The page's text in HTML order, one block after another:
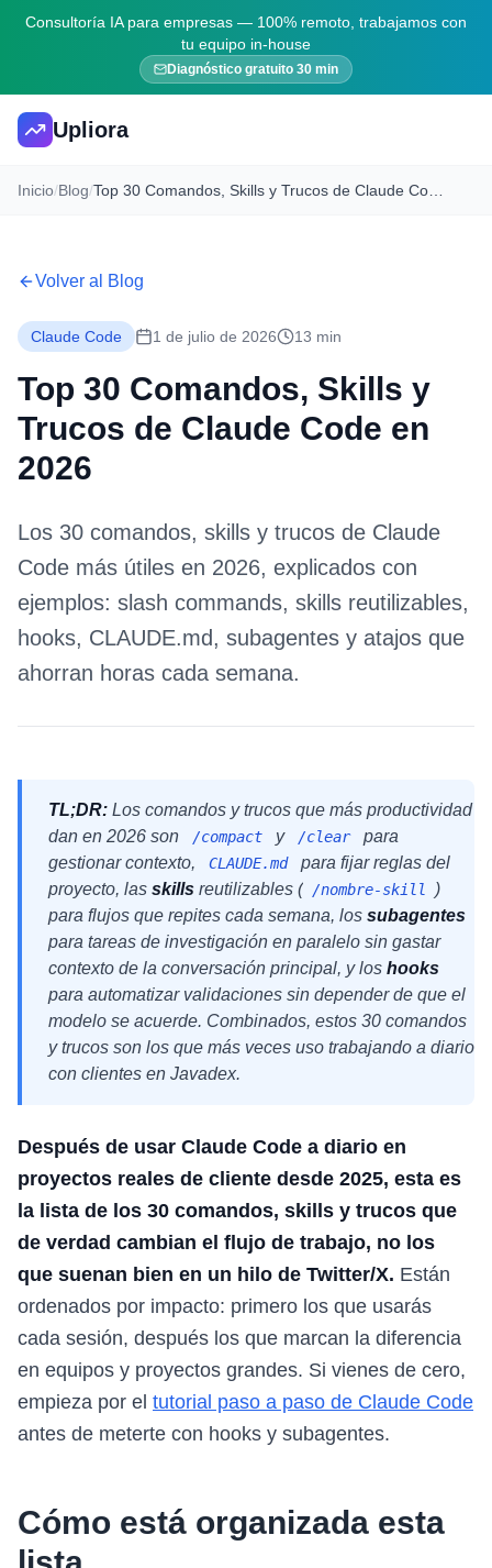
Consultoría IA para empresas — 100% remoto, trabajamos con
tu equipo in-house
Diagnóstico gratuito 30 min
Upliora
Inicio/Blog/
Volver al Blog
Claude Code 1 de julio de 2026 13 min
Top 30 Comandos, Skills y
Trucos de Claude Code en
2026
Los 30 comandos, skills y trucos de Claude
Code más útiles en 2026, explicados con
ejemplos: slash commands, skills reutilizables,
hooks, CLAUDE.md, subagentes y atajos que
ahorran horas cada semana.
TL;DR: Los comandos y trucos que más productividad
dan en 2026 son
/compact y /clear
para
gestionar contexto,
CLAUDE.md
para fijar reglas del
proyecto, las skills reutilizables ( /nombre-skill
)
para flujos que repites cada semana, los subagentes
para tareas de investigación en paralelo sin gastar
contexto de la conversación principal, y los hooks
para automatizar validaciones sin depender de que el
modelo se acuerde. Combinados, estos 30 comandos
y trucos son los que más veces uso trabajando a diario
con clientes en Javadex.
Después de usar Claude Code a diario en
proyectos reales de cliente desde 2025, esta es
la lista de los 30 comandos, skills y trucos que
de verdad cambian el flujo de trabajo, no los
que suenan bien en un hilo de Twitter/X. Están
ordenados por impacto: primero los que usarás
cada sesión, después los que marcan la diferencia
en equipos y proyectos grandes. Si vienes de cero,
empieza por el tutorial paso a paso de Claude Code
antes de meterte con hooks y subagentes.
Cómo está organizada esta